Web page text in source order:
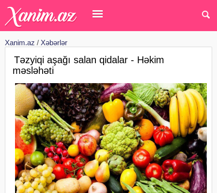
Xanim.az / Xəbərlər
Təzyiqi aşağı salan qidalar - Həkim
məsləhəti